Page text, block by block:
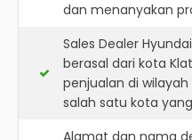
dan menanyakan
Sales Dealer
berasal dari kota
penjualan di
salah satu kota
Alamat dan nama